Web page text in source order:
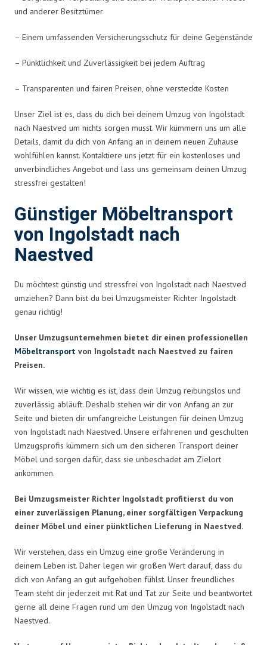
und anderer Besitztümer
– Einem umfassenden Versicherungsschutz für deine Gegenstände
– Pünktlichkeit und Zuverlässigkeit bei jedem Auftrag
– Transparenten und fairen Preisen, ohne versteckte Kosten
Unser Ziel ist es, dass du dich bei deinem Umzug von Ingolstadt
nach Naestved um nichts sorgen musst. Wir kümmern uns um alle
Details, damit du dich von Anfang an in deinem neuen Zuhause
wohlfühlen kannst. Kontaktiere uns jetzt für ein kostenloses und
unverbindliches Angebot und lass uns gemeinsam deinen Umzug
stressfrei gestalten!
Günstiger Möbeltransport
von Ingolstadt nach
Naestved
Du möchtest günstig und stressfrei von Ingolstadt nach Naestved
umziehen? Dann bist du bei Umzugsmeister Richter Ingolstadt
genau richtig!
Unser Umzugsunternehmen bietet dir einen professionellen
Möbeltransport von Ingolstadt nach Naestved zu fairen
Preisen.
Wir wissen, wie wichtig es ist, dass dein Umzug reibungslos und
zuverlässig abläuft. Deshalb stehen wir dir von Anfang an zur
Seite und bieten dir umfangreiche Leistungen für deinen Umzug
von Ingolstadt nach Naestved. Unsere erfahrenen und geschulten
Umzugsprofis kümmern sich um den sicheren Transport deiner
Möbel und sorgen dafür, dass sie unbeschadet am Zielort
ankommen.
Bei Umzugsmeister Richter Ingolstadt profitierst du von
einer zuverlässigen Planung, einer sorgfältigen Verpackung
deiner Möbel und einer pünktlichen Lieferung in Naestved.
Wir verstehen, dass ein Umzug eine große Veränderung in
deinem Leben ist. Daher legen wir großen Wert darauf, dass du
dich von Anfang an gut aufgehoben fühlst. Unser freundliches
Team steht dir jederzeit mit Rat und Tat zur Seite und beantwortet
gerne all deine Fragen rund um den Umzug von Ingolstadt nach
Naestved.